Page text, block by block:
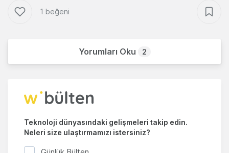
1 beğeni
Yorumları Oku 2
Teknoloji dünyasındaki gelişmeleri takip edin.
Neleri size ulaştırmamızı istersiniz?